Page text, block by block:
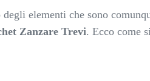
elementi che sono
Zanzare Trevi. Ecco come